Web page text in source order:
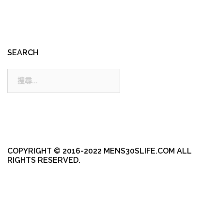
SEARCH
COPYRIGHT © 2016-2022 MENS30SLIFE.COM ALL
RIGHTS RESERVED.